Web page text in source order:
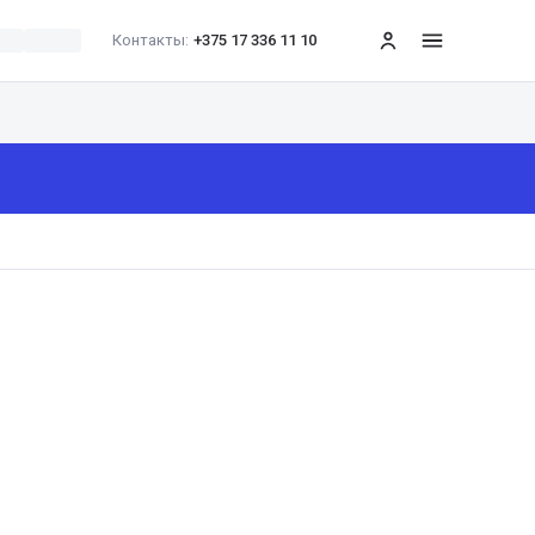
Контакты: +375 17 336 11 10 меню